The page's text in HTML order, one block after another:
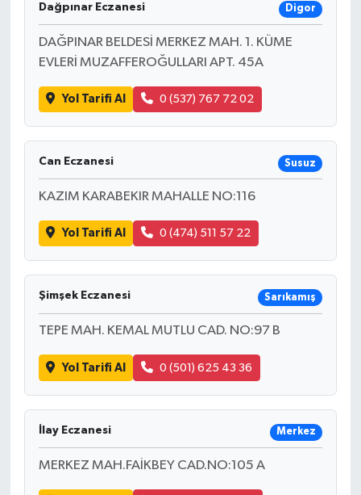
Dağpınar Eczanesi Digor
DAĞPINAR BELDESİ MERKEZ MAH. 1. KÜME
EVLERİ MUZAFFEROĞULLARI APT. 45A
Yol Tarifi Al 0 (537) 767 72 02
Can Eczanesi Susuz
KAZIM KARABEKIR MAHALLE NO:116
Yol Tarifi Al 0 (474) 511 57 22
Şimşek Eczanesi Sarıkamış
TEPE MAH. KEMAL MUTLU CAD. NO:97 B
Yol Tarifi Al 0 (501) 625 43 36
İlay Eczanesi Merkez
MERKEZ MAH.FAİKBEY CAD.NO:105 A